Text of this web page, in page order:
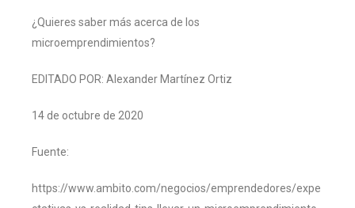
¿Quieres saber más acerca de los
microemprendimientos?
EDITADO POR: Alexander Martínez Ortiz
14 de octubre de 2020
Fuente:
https://www.ambito.com/negocios/emprendedores/expe